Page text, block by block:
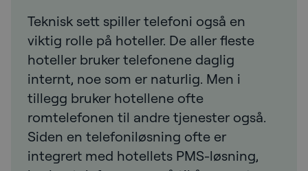
Teknisk sett spiller telefoni også en
viktig rolle på hoteller. De aller fleste
hoteller bruker telefonene daglig
internt, noe som er naturlig. Men i
tillegg bruker hotellene ofte
romtelefonen til andre tjenester også.
Siden en telefoniløsning ofte er
integrert med hotellets PMS-løsning,